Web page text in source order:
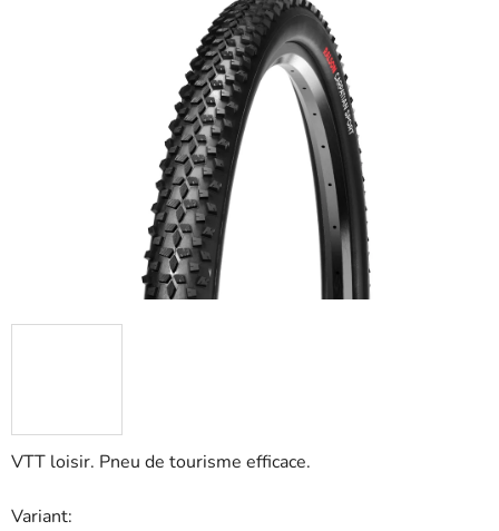
VTT loisir. Pneu de tourisme efficace.
Variant: